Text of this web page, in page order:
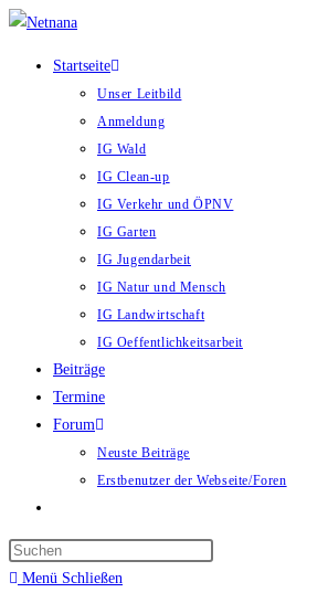
Zum
springen
Startseite
Unser Leitbild
Anmeldung
IG Wald
IG Clean-up
IG Verkehr und ÖPNV
IG Garten
IG Jugendarbeit
IG Natur und Mensch
IG Landwirtschaft
IG Oeffentlichkeitsarbeit
Beiträge
Termine
Forum
Neuste Beiträge
Erstbenutzer der Webseite/Foren
umschalten
Menü Schließen